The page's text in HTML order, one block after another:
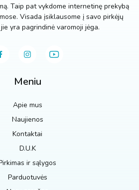
Taip pat vykdome internetinę prekybą
Visada įsiklausome į savo pirkėjų
yra pagrindinė varomoji jėga.
Meniu
Apie mus
Naujienos
Kontaktai
D.U.K
ir sąlygos
Parduotuvės